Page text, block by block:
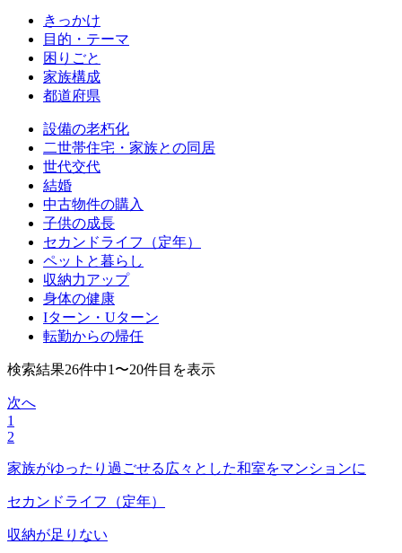
きっかけ
目的・テーマ
困りごと
家族構成
都道府県
設備の老朽化
二世帯住宅・家族との同居
世代交代
結婚
中古物件の購入
子供の成長
セカンドライフ（定年）
ペットと暮らし
収納力アップ
身体の健康
Iターン・Uターン
転勤からの帰任
検索結果26件中1〜20件目を表示
次へ
1
2
家族がゆったり過ごせる広々とした和室をマンションに
セカンドライフ（定年）
収納が足りない